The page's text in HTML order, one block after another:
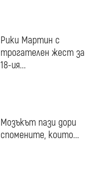
Рики Мартин с
трогателен жест за
18-ия...
Мозъкът пази дори
спомените, които...